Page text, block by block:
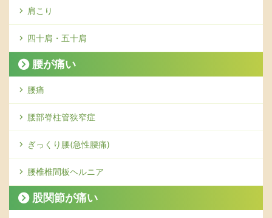
肩こり
四十肩・五十肩
腰が痛い
腰痛
腰部脊柱管狭窄症
ぎっくり腰(急性腰痛)
腰椎椎間板ヘルニア
股関節が痛い